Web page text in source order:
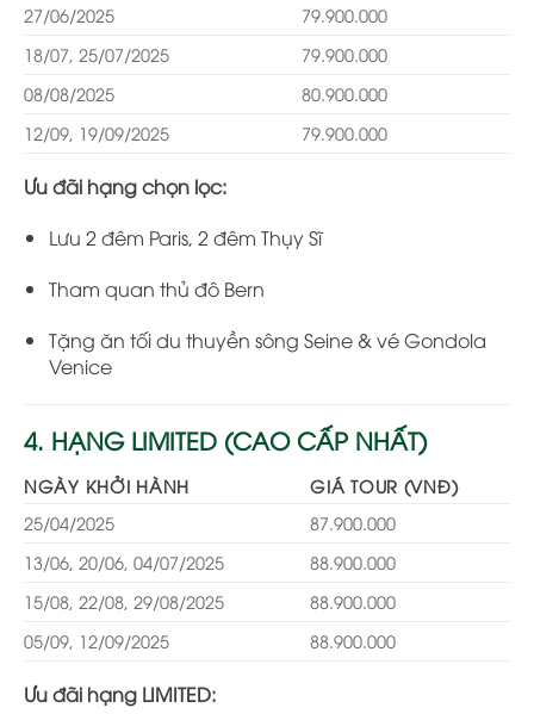
27/06/2025
79.900.000
18/07, 25/07/2025
79.900.000
08/08/2025
80.900.000
12/09, 19/09/2025
79.900.000
Ưu đãi hạng chọn lọc:
Lưu 2 đêm Paris, 2 đêm Thụy Sĩ
Tham quan thủ đô Bern
Tặng ăn tối du thuyền sông Seine & vé Gondola
Venice
4. HẠNG LIMITED (CAO CẤP NHẤT)
NGÀY KHỞI HÀNH
GIÁ TOUR (VNĐ)
25/04/2025
87.900.000
13/06, 20/06, 04/07/2025
88.900.000
15/08, 22/08, 29/08/2025
88.900.000
05/09, 12/09/2025
88.900.000
Ưu đãi hạng LIMITED: